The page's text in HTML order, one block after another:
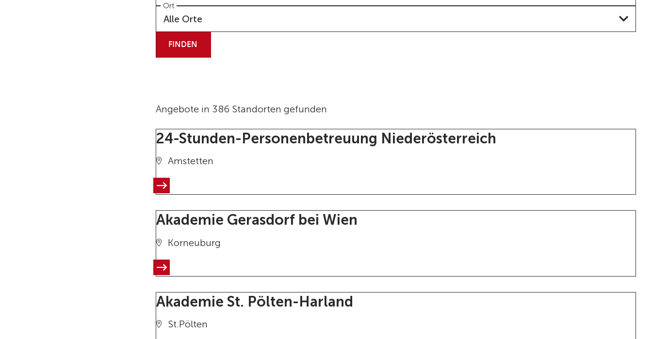
Ort
Alle Orte
FINDEN
Angebote in 386 Standorten gefunden
24-Stunden-Personenbetreuung Niederösterreich
Amstetten
Akademie Gerasdorf bei Wien
Korneuburg
Akademie St. Pölten-Harland
St.Pölten